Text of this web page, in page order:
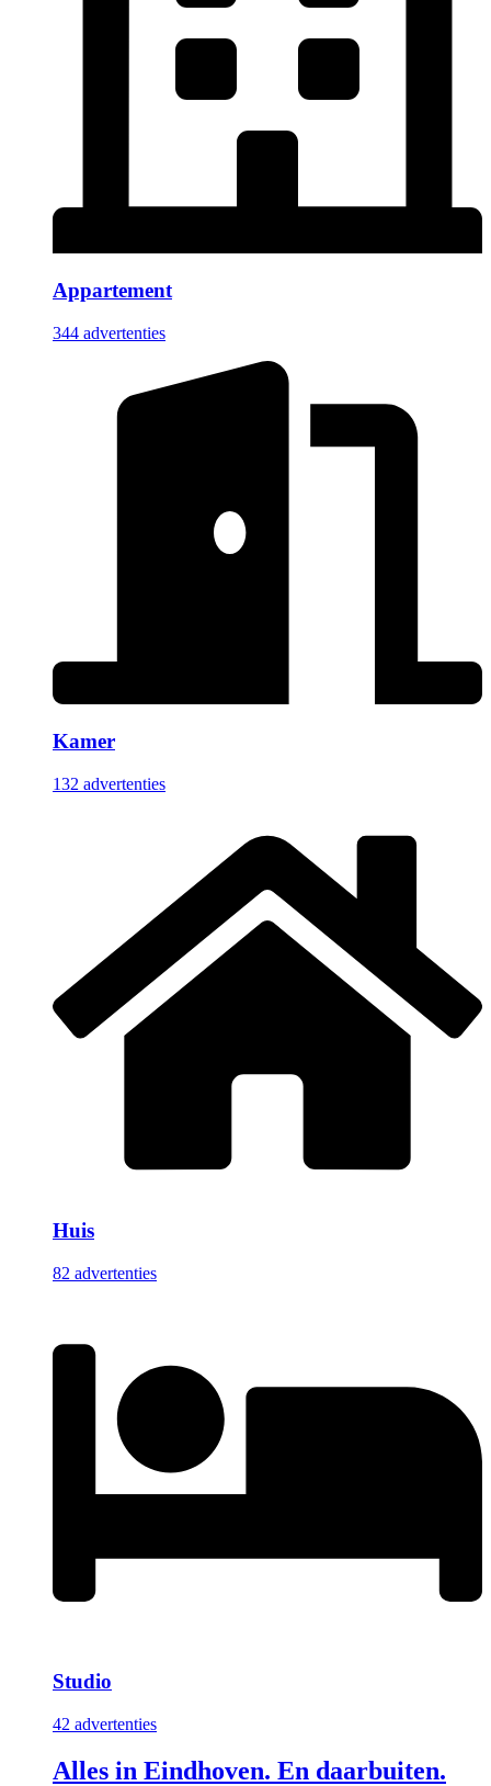
Appartement
344 advertenties
Kamer
132 advertenties
Huis
82 advertenties
Studio
42 advertenties
Alles in Eindhoven. En daarbuiten.